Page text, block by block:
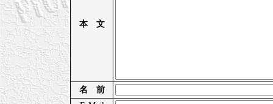
本 文
名 前